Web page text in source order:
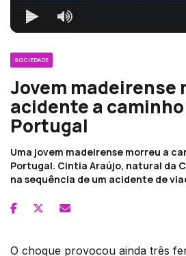
SOCIEDADE
Jovem madeirense
acidente a caminho
Portugal
Uma jovem madeirense morreu a
Portugal. Cintia Araújo, natural da
na sequência de um acidente de
O choque provocou ainda três